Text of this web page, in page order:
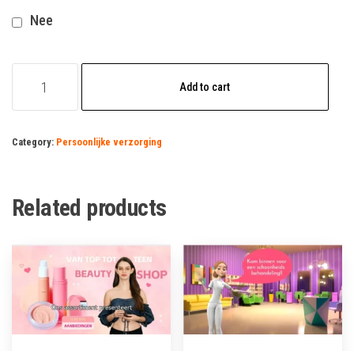
Nee
vacature
Add to cart
Category: Persoonlijke verzorging
Related products